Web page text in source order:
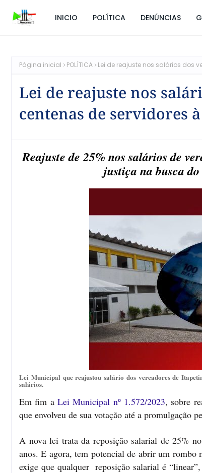
INICIO POLÍTICA DENÚNCIAS
Página inicial POLÍTICA Lei de reajuste nos salários dos
Lei de reajuste nos
centenas de servidores
Reajuste de 25% nos salários de
justiça na busca
Lei Municipal que reajustou salário dos vereadores de
salários.
Em fim a Lei Municipal nº 1.572/2023, sobre
que envolveu de sua votação até a promulgação
A nova lei trata da reposição salarial de 25%
anos. E agora, tem potencial de abrir um rombo
exige que qualquer reposição salarial é